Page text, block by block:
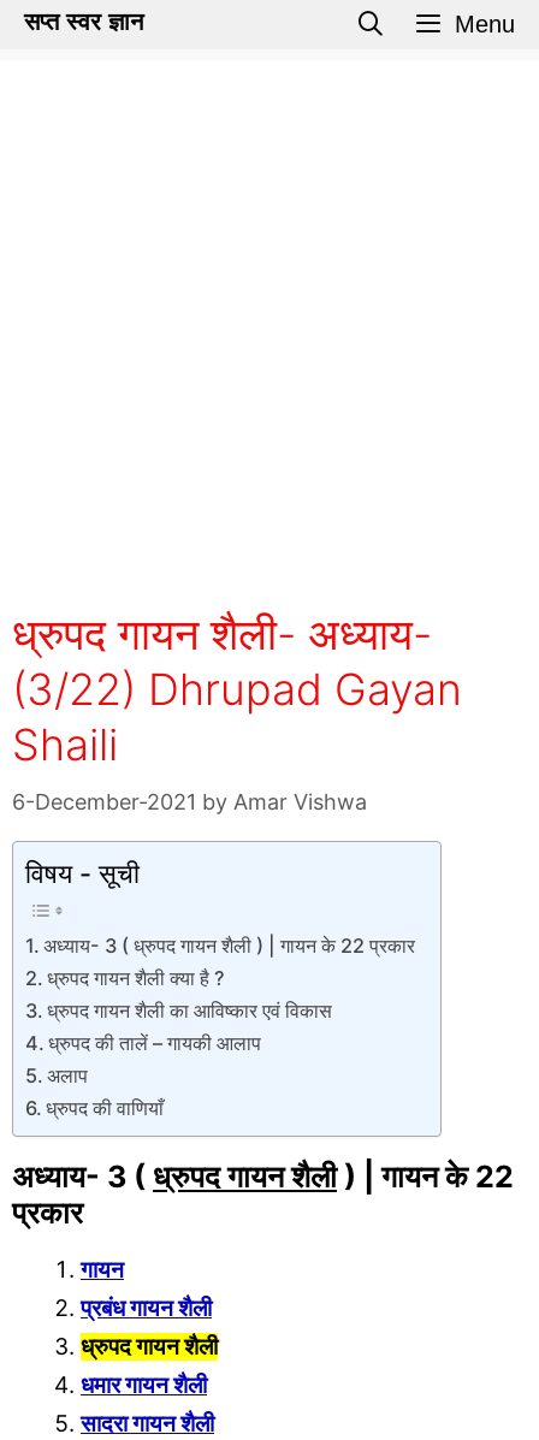
Skipसप्त स्वर ज्ञान Menu
ध्रुपद गायन शैली- अध्याय-
(3/22) Dhrupad Gayan
Shaili
6-December-2021 by Amar Vishwa
विषय - सूची
अध्याय- 3 ( ध्रुपद गायन शैली ) | गायन के 22 प्रकार
ध्रुपद गायन शैली क्या है ?
ध्रुपद गायन शैली का आविष्कार एवं विकास
ध्रुपद की तालें – गायकी आलाप
अलाप
ध्रुपद की वाणियाँ
अध्याय- 3 ( ध्रुपद गायन शैली) गायन के 22
प्रकार
गायन
प्रबंध गायन शैली
ध्रुपद गायन शैली
धमार गायन शैली
सादरा गायन शैली